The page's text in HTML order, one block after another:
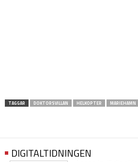
TAGGAR DOKTORSVILLAN HELKOPTER MARIEHAMN
DIGITALTIDNINGEN